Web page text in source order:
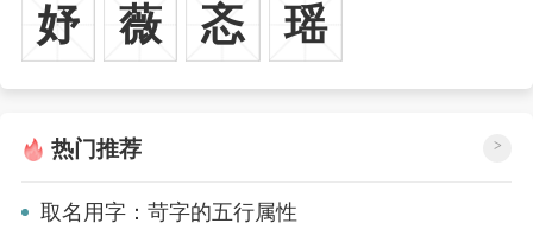
妤
薇 忞 瑶
热门推荐 >
取名用字：苛字的五行属性